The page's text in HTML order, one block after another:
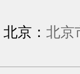
北京： 北